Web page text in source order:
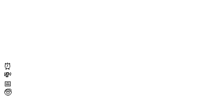
⏰
💸
📅
🧓